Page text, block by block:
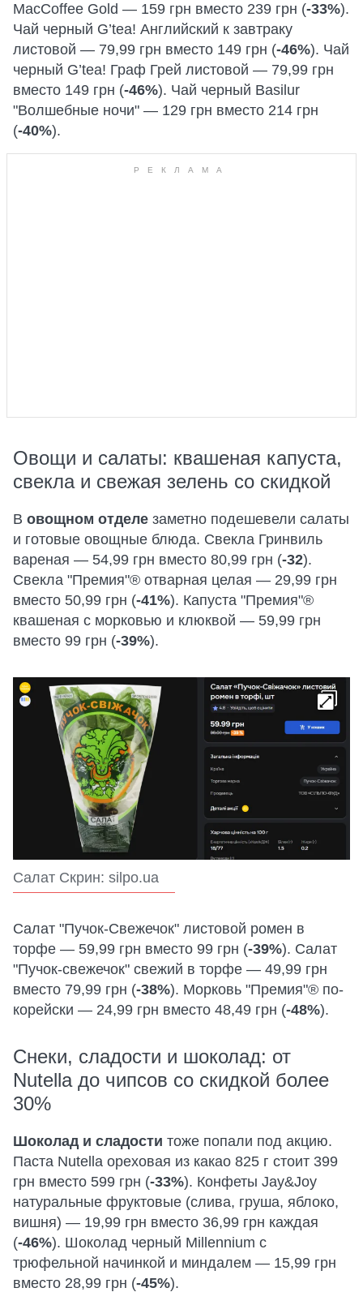
MacCoffee Gold — 159 грн вместо 239 грн (-33%).
Чай черный G’tea! Английский к завтраку
листовой — 79,99 грн вместо 149 грн (-46%). Чай
черный G’tea! Граф Грей листовой — 79,99 грн
вместо 149 грн (-46%). Чай черный Basilur
"Волшебные ночи" — 129 грн вместо 214 грн
(-40%).
Овощи и салаты: квашеная капуста,
свекла и свежая зелень со скидкой
В овощном отделе заметно подешевели салаты
и готовые овощные блюда. Свекла Гринвиль
вареная — 54,99 грн вместо 80,99 грн (-32).
Свекла "Премия"® отварная целая — 29,99 грн
вместо 50,99 грн (-41%). Капуста "Премия"®
квашеная с морковью и клюквой — 59,99 грн
вместо 99 грн (-39%).
Салат Скрин: silpo.ua
Салат "Пучок-Свежечок" листовой ромен в
торфе — 59,99 грн вместо 99 грн (-39%). Салат
"Пучок-свежечок" свежий в торфе — 49,99 грн
вместо 79,99 грн (-38%). Морковь "Премия"® по-
корейски — 24,99 грн вместо 48,49 грн (-48%).
Снеки, сладости и шоколад: от
Nutella до чипсов со скидкой более
30%
Шоколад и сладости тоже попали под акцию.
Паста Nutella ореховая из какао 825 г стоит 399
грн вместо 599 грн (-33%). Конфеты Jay&Joy
натуральные фруктовые (слива, груша, яблоко,
вишня) — 19,99 грн вместо 36,99 грн каждая
(-46%). Шоколад черный Millennium с
трюфельной начинкой и миндалем — 15,99 грн
вместо 28,99 грн (-45%).